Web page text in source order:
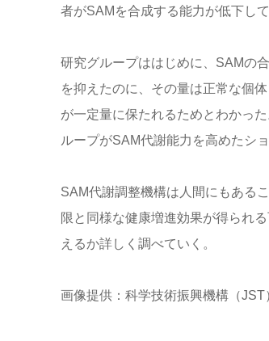
者がSAMを合成する能力が低下し
研究グループははじめに、SAMの
を抑えたのに、その量は正常な個
が一定量に保たれるためとわかっ
ループがSAM代謝能力を高めたシ
SAM代謝調整機構は人間にもある
限と同様な健康増進効果が得られ
えるか詳しく調べていく。
画像提供：科学技術振興機構（JST